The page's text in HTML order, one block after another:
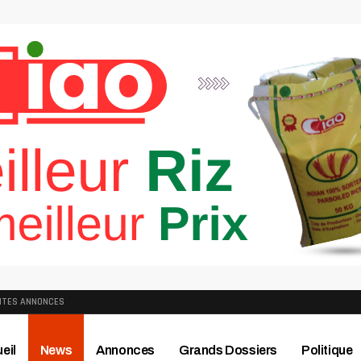
ANNONCES
News Annonces Grands Dossiers Politique